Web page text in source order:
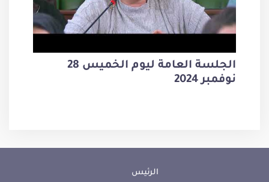
الجلسة العامة ليوم الخميس 28
نوفمبر 2024
الرئيس